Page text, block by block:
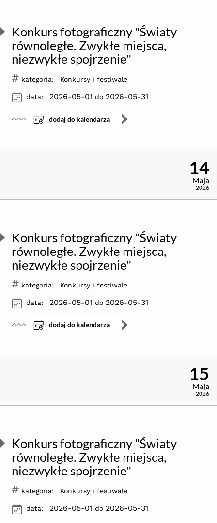
Konkurs fotograficzny "Światy
równoległe. Zwykłe miejsca,
niezwykłe spojrzenie"
dodaj do kalendarza
# kategoria: Konkursy i festiwale
ikona
data: 2026-05-01 do 2026-05-31
14
Maja
2026
Konkurs fotograficzny "Światy
równoległe. Zwykłe miejsca,
niezwykłe spojrzenie"
dodaj do kalendarza
# kategoria: Konkursy i festiwale
ikona
data: 2026-05-01 do 2026-05-31
15
Maja
2026
Konkurs fotograficzny "Światy
równoległe. Zwykłe miejsca,
niezwykłe spojrzenie"
# kategoria: Konkursy i festiwale
ikona
data: 2026-05-01 do 2026-05-31